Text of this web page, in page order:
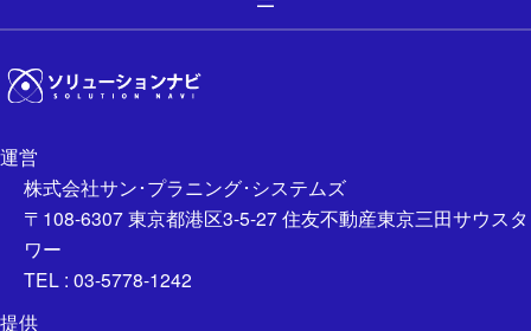
運営
株式会社サン･プラニング･システムズ
〒108-6307 東京都港区3-5-27 住友不動産東京三田サウスタ
ワー
TEL : 03-5778-1242
提供